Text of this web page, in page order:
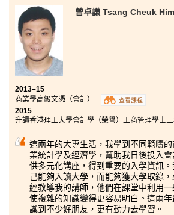
曾卓謙 Tsang Cheuk Him
2013–15
商業學高級文憑（會計）
查看課程
2015
升讀香港理工大學會計學（榮譽）工商管理學士
這兩年的大專生活，我學到不同範疇
業統計學及經濟學，幫助我日後投入
供多元化講座，得到重要的入學資訊
己能夠入讀大學，而能夠獲大學取錄
經教導我的講師，他們在課堂中利用一
使複雜的知識變得更容易明白。這兩
識到不少好朋友，更有動力去學習。